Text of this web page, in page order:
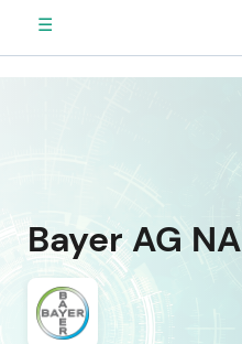
☰
Bayer AG NA